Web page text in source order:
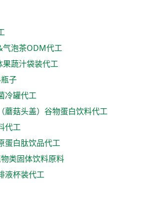
泡茶ODM代工
蔬汁袋装代工
子
冷罐代工
蘑菇头盖）谷物蛋白饮料代工
代工
蛋白肽饮品代工
类固体饮料原料
液杯装代工